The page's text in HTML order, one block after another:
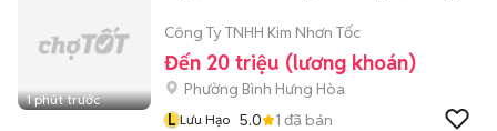
1 phút trước
Công Ty TNHH Kim Nhơn Tốc
Đến 20 triệu (lương khoán)
Phường Bình Hưng Hòa
L Lưu Hạo 5.0 1 đã bán